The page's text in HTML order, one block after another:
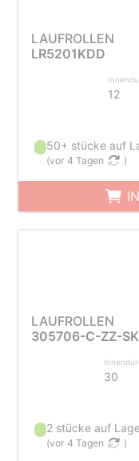
LAUFROLLEN
LR5201KDD
12
50+ stücke auf
(vor 4 Tagen )
LAUFROLLEN
305706-C-ZZ-
30
2 stücke auf
(vor 4 Tagen )